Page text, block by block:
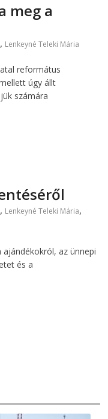
meg a
, Lenkeyné Teleki Mária
református
úgy állt
számára
, Lenkeyné Teleki Mária,
az ünnepi
és a